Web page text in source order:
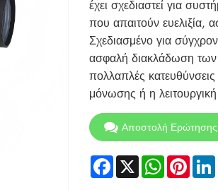
έχει σχεδιαστεί για
που απαιτούν ευελιξία,
Σχεδιασμένο για
ασφαλή διακλάδωση των
πολλαπλές κατευθύνσεις
μόνωσης ή η λειτουργική
Αποστολή Ερώτησης
Facebook
X WhatsApp